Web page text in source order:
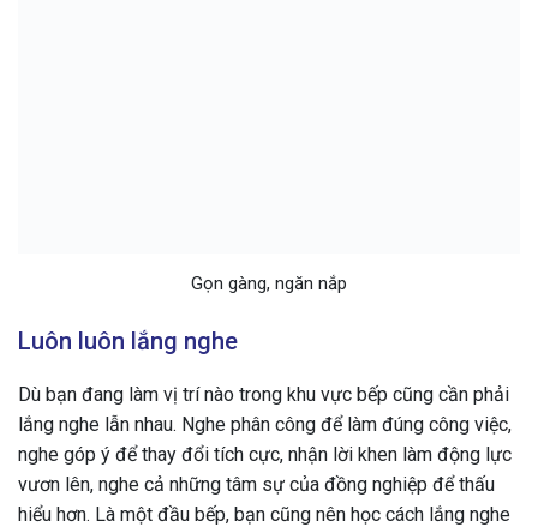
Gọn gàng, ngăn nắp
Luôn luôn lắng nghe
Dù bạn đang làm vị trí nào trong khu vực bếp cũng cần phải
lắng nghe lẫn nhau. Nghe phân công để làm đúng công việc,
nghe góp ý để thay đổi tích cực, nhận lời khen làm động lực
vươn lên, nghe cả những tâm sự của đồng nghiệp để thấu
hiểu hơn. Là một đầu bếp, bạn cũng nên học cách lắng nghe